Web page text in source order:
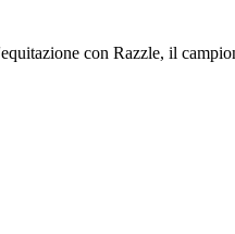
con Razzle, il